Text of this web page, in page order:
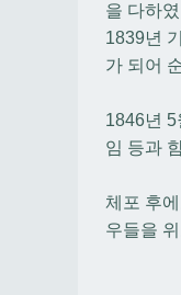
을 다하
1839년
가 되어
1846년
임 등과
체포 후
우들을